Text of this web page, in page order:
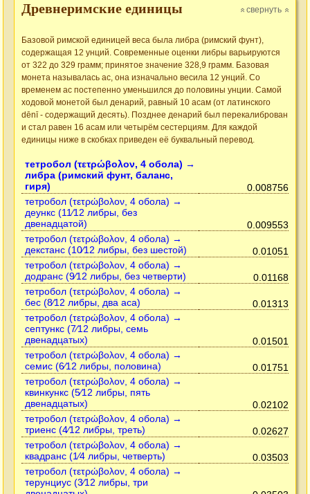
»свернуть»
Древнеримские единицы
Базовой римской единицей веса была либра (римский фунт),
содержащая 12 унций. Современные оценки либры варьируются
от 322 до 329 грамм; принятое значение 328,9 грамм. Базовая
монета называлась ас, она изначально весила 12 унций. Со
временем ас постепенно уменьшился до половины унции. Самой
ходовой монетой был денарий, равный 10 асам (от латинского
dēnī - содержащий десять). Позднее денарий был перекалиброван
и стал равен 16 асам или четырём сестерциям. Для каждой
единицы ниже в скобках приведен её буквальный перевод.
тетробол (τετρώβολον, 4 обола) →
либра (римский фунт, баланс,
гиря)
0.008756
тетробол (τετρώβολον, 4 обола) →
деункс (11⁄12 либры, без
двенадцатой)
0.009553
тетробол (τετρώβολον, 4 обола) →
декстанс (10⁄12 либры, без шестой)
0.01051
тетробол (τετρώβολον, 4 обола) →
додранс (9⁄12 либры, без четверти)
0.01168
тетробол (τετρώβολον, 4 обола) →
бес (8⁄12 либры, два аса)
0.01313
тетробол (τετρώβολον, 4 обола) →
септункс (7⁄12 либры, семь
двенадцатых)
0.01501
тетробол (τετρώβολον, 4 обола) →
семис (6⁄12 либры, половина)
0.01751
тетробол (τετρώβολον, 4 обола) →
квинкункс (5⁄12 либры, пять
двенадцатых)
0.02102
тетробол (τετρώβολον, 4 обола) →
триенс (4⁄12 либры, треть)
0.02627
тетробол (τετρώβολον, 4 обола) →
квадранс (1⁄4 либры, четверть)
0.03503
тетробол (τετρώβολον, 4 обола) →
терунциус (3⁄12 либры, три